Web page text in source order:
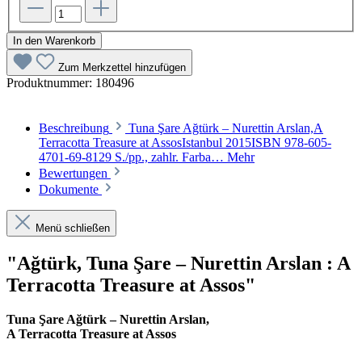
In den Warenkorb
Zum Merkzettel hinzufügen
Produktnummer: 180496
Beschreibung
Tuna Şare Ağtürk – Nurettin Arslan,A
Terracotta Treasure at AssosIstanbul 2015ISBN 978-605-
4701-69-8129 S./pp., zahlr. Farba… Mehr
Bewertungen
Dokumente
Menü schließen
"Ağtürk, Tuna Şare – Nurettin Arslan : A
Terracotta Treasure at Assos"
Tuna Şare Ağtürk – Nurettin Arslan,
A Terracotta Treasure at Assos